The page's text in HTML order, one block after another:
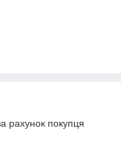
рахунок покупця